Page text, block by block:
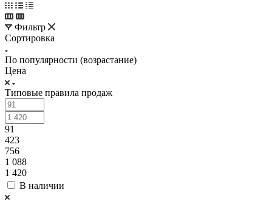
Фильтр
Сортировка
По популярности (возрастание)
Цена
Типовые правила продаж
91
423
756
1 088
1 420
В наличии